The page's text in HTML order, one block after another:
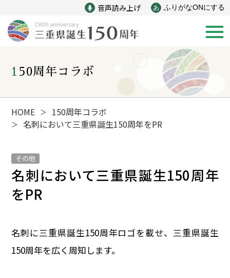
音声読み上げ あ ふりがなONにする
新着情報
みえ150年の歩み
産業 自然と文化
150周年コラボ
HOME ＞ 150周年コラボ
＞ 名刺において三重県誕生150周年をPR
その他
名刺において三重県誕生150周年
をPR
名刺に三重県誕生150周年ロゴを載せ、三重県誕生
150周年を広く周知します。